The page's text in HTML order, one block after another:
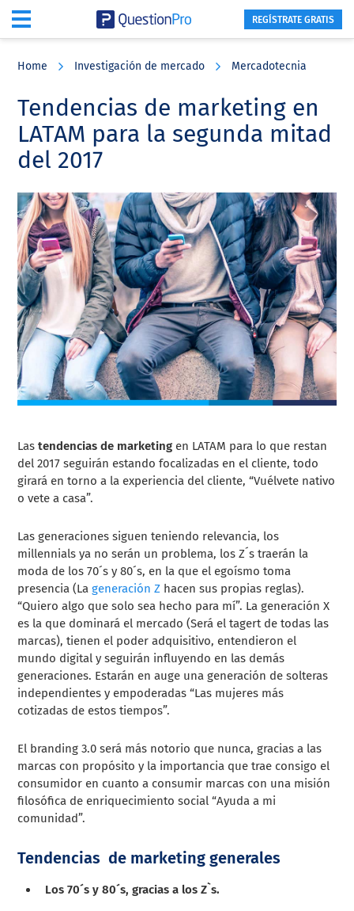
content
sidebar
REGÍSTRATE GRATIS
Home Investigación de mercado Mercadotecnia
Tendencias de marketing en
LATAM para la segunda mitad
del 2017
Lastendencias de marketing en LATAM para lo que restan
del 2017 seguirán estando focalizadas en el cliente, todo
girará en torno a la experiencia del cliente, “Vuélvete nativo
o vete a casa”.
Las generaciones siguen teniendo relevancia, los
millennials ya no serán un problema, los Z´s traerán la
moda de los 70´s y 80´s, en la que el egoísmo toma
presencia (Lageneración Z hacen sus propias reglas).
“Quiero algo que solo sea hecho para mí”. La generación X
es la que dominará el mercado (Será el tagert de todas las
marcas), tienen el poder adquisitivo, entendieron el
mundo digital y seguirán influyendo en las demás
generaciones. Estarán en auge una generación de solteras
independientes y empoderadas “Las mujeres más
cotizadas de estos tiempos”.
El branding 3.0 será más notorio que nunca, gracias a las
marcas con propósito y la importancia que trae consigo el
consumidor en cuanto a consumir marcas con una misión
filosófica de enriquecimiento social “Ayuda a mi
comunidad”.
Tendencias de marketing generales
Los 70´s y 80´s, gracias a los Z`s.